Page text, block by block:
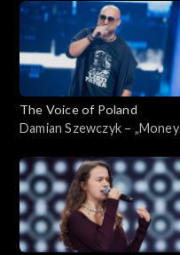
Poland”, Przesłuchania w
ciemno, 21 września 2024
The Voice of Poland
Damian Szewczyk – „Money
Poland”, Przesłuchania w
ciemno, 21 września 2024